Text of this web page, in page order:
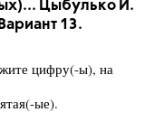
Цыбулько И.
13.
цифру(-ы), на
ые).